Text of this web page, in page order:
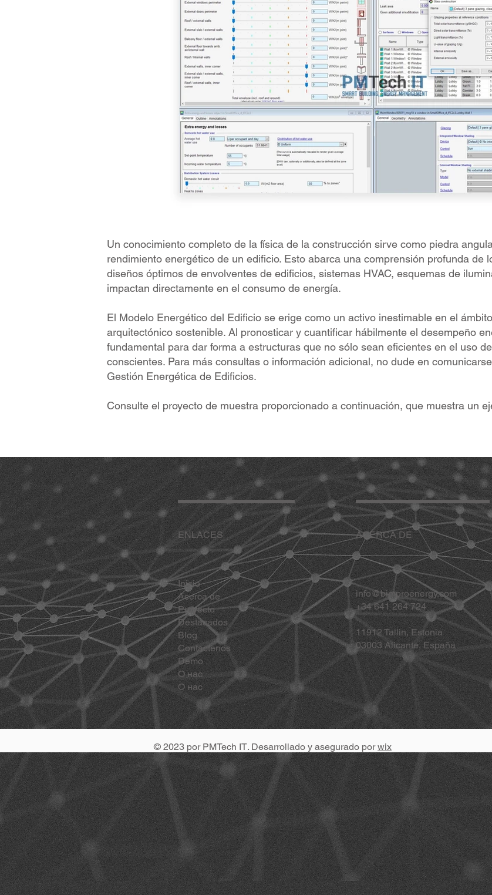
Un conocimiento completo de la física de la construcción sirve como piedra
rendimiento energético de un edificio. Esto abarca una comprensión profunda de
diseños óptimos de envolventes de edificios, sistemas HVAC, esquemas de
impactan directamente en el consumo de energía.
El Modelo Energético del Edificio se erige como un activo inestimable en el
arquitectónico sostenible. Al pronosticar y cuantificar hábilmente el desempeño
fundamental para dar forma a estructuras que no sólo sean eficientes en el uso
conscientes. Para más consultas o información adicional, no dude en
Gestión Energética de Edificios.
Consulte el proyecto de muestra proporcionado a continuación, que muestra un
ENLACES
Inicio
Acerca de
Proyecto
Destacados
Blog
Contactenos
Demo
О нас
О нас
ACERCA DE
info@bimproenergy.com
+34 641 264 724
11912 Tallin, Estonia
03003 Alicante, España
© 2023 por PMTech IT. Desarrollado y asegurado porwix